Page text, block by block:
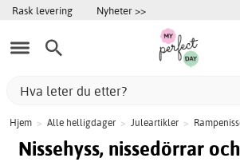
Rask levering Nyheter >>
Hjem > Alle helligdager > Juleartikler >
Nissehyss, nissedörrar